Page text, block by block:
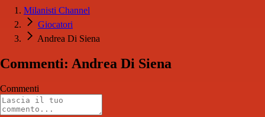
Milanisti Channel
Giocatori
Andrea Di Siena
Commenti: Andrea Di Siena
Commenti